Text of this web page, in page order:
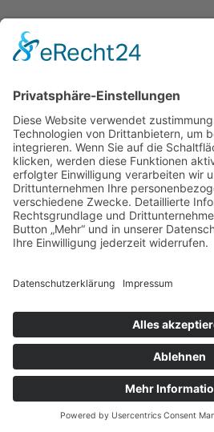
vorpommerncloud ist eine
msisdesign. GmbH & Co. KG
17392 BoldekowDeutschland
Jetzt mehr erfahren:
Wir bieten flexible, sichere